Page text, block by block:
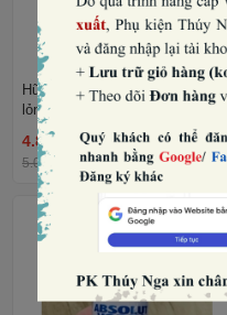
Hũ rượu đồ chơi (không có chất
lỏng).
4.800₫
5.000₫ -4%
THÊM